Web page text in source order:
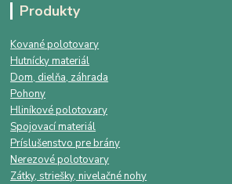
Produkty
Kované polotovary
Hutnícky materiál
Dom, dielňa, záhrada
Pohony
Hliníkové polotovary
Spojovací materiál
Príslušenstvo pre brány
Nerezové polotovary
Zátky, striešky, nivelačné nohy